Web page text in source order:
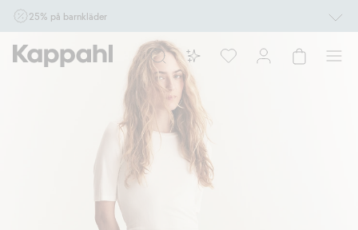
25% på barnkläder
Gäller online vid köp av 2 eller fler varor som ingår i erbjudandet tom den 10/8 kl
10.00. Ej Newbie. Gäller för dig som är eller blir medlem. Kan ej kombineras med
andra rabatter eller erbjudanden.
Shoppa nu